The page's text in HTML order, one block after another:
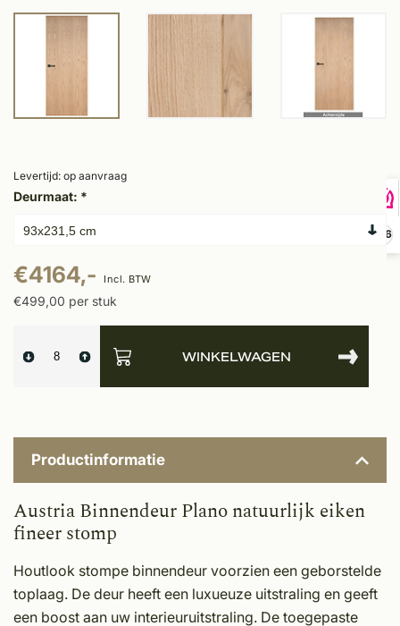
9,6
Levertijd: op aanvraag
Deurmaat: *
€4164,- Incl. BTW
€499,00 per stuk
WINKELWAGEN
Productinformatie
Austria Binnendeur Plano natuurlijk eiken
fineer stomp
Houtlook stompe binnendeur voorzien een geborstelde
toplaag. De deur heeft een luxueuze uitstraling en geeft
een boost aan uw interieuruitstraling. De toegepaste